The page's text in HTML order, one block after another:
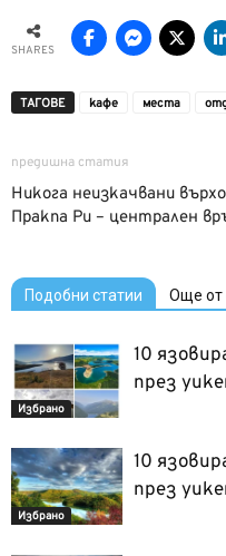
SHARES
ТАГОВЕ кафе места
предишна статия
Никога неизкачвани
Пракпа Ри – централен
Подобни статии Още от
Избрано
10
през
Избрано
10
през